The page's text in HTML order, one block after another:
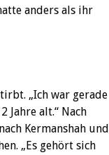
anders als ihr
„Ich war gerade
Jahre alt.“ Nach
Kermanshah und
„Es gehört sich